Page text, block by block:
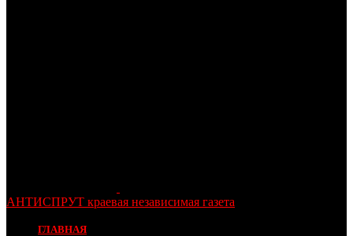
АНТИСПРУТ краевая независимая газета
ГЛАВНАЯ